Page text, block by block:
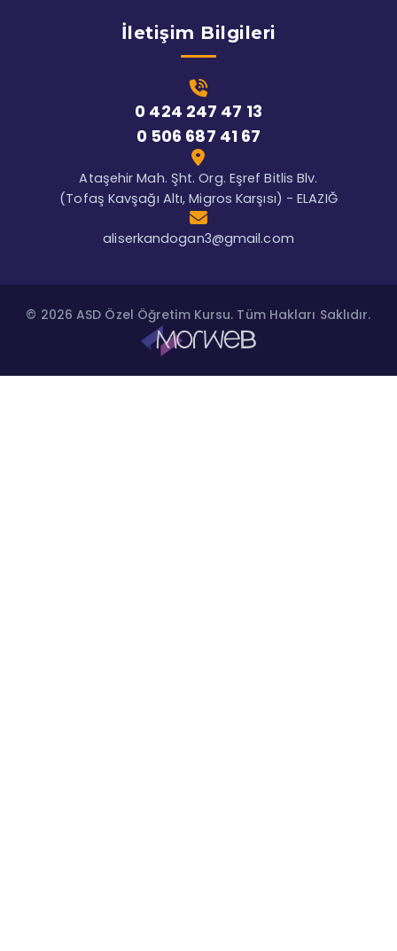
İletişim Bilgileri
0 424 247 47 13
0 506 687 41 67
Ataşehir Mah. Şht. Org. Eşref Bitlis Blv.
(Tofaş Kavşağı Altı, Migros Karşısı) - ELAZIĞ
aliserkandogan3@gmail.com
© 2026 ASD Özel Öğretim Kursu. Tüm Hakları Saklıdır.